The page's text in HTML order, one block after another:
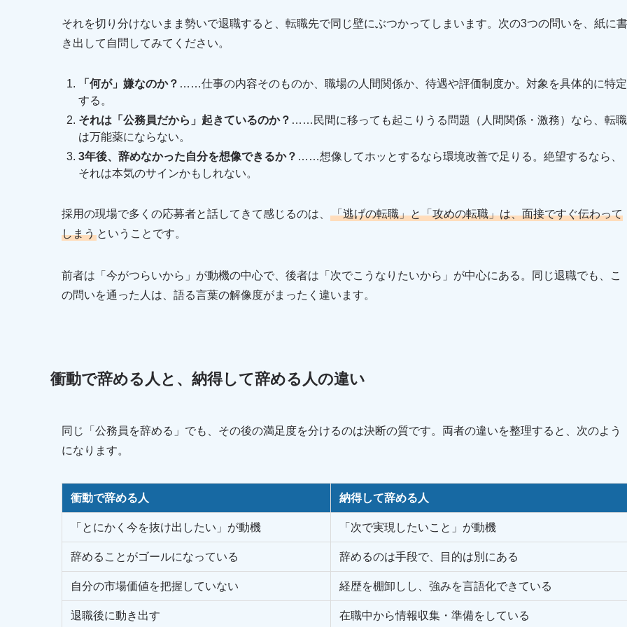
それを切り分けないまま勢いで退職すると、転職先で同じ壁にぶつかってしまいます。次の3つの問いを、紙に書
き出して自問してみてください。
「何が」嫌なのか？ ……仕事の内容そのものか、職場の人間関係か、待遇や評価制度か。対象を具体的に特定
する。
それは「公務員だから」起きているのか？ ……民間に移っても起こりうる問題（人間関係・激務）なら、転職
は万能薬にならない。
3年後、辞めなかった自分を想像できるか？ ……想像してホッとするなら環境改善で足りる。絶望するなら、
それは本気のサインかもしれない。
採用の現場で多くの応募者と話してきて感じるのは、
「逃げの転職」と「攻めの転職」は、面接ですぐ伝わって
しまう ということです。
前者は「今がつらいから」が動機の中心で、後者は「次でこうなりたいから」が中心にある。同じ退職でも、こ
の問いを通った人は、語る言葉の解像度がまったく違います。
衝動で辞める人と、納得して辞める人の違い
同じ「公務員を辞める」でも、その後の満足度を分けるのは決断の質です。両者の違いを整理すると、次のよう
になります。
衝動で辞める人 納得して辞める人
「とにかく今を抜け出したい」が動機 「次で実現したいこと」が動機
辞めることがゴールになっている 辞めるのは手段で、目的は別にある
自分の市場価値を把握していない 経歴を棚卸しし、強みを言語化できている
退職後に動き出す 在職中から情報収集・準備をしている